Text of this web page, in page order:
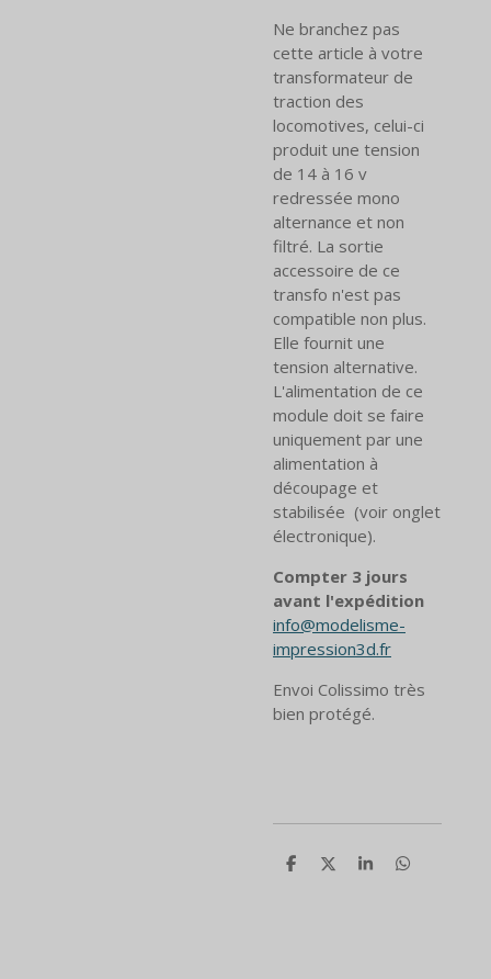
Ne branchez pas
cette article à votre
transformateur de
traction des
locomotives, celui-ci
produit une tension
de 14 à 16 v
redressée mono
alternance et non
filtré. La sortie
accessoire de ce
transfo n'est pas
compatible non plus.
Elle fournit une
tension alternative.
L'alimentation de ce
module doit se faire
uniquement par une
alimentation à
découpage et
stabilisée (voir onglet
électronique).
Compter 3 jours
avant l'expédition
info@modelisme-
impression3d.fr
Envoi Colissimo très
bien protégé.
P
P
P
P